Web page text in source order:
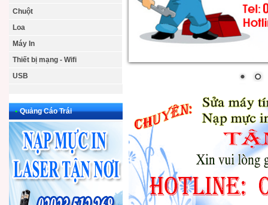
Chuột
Loa
Máy In
Thiết bị mạng - Wifi
USB
• Quảng Cáo Trái